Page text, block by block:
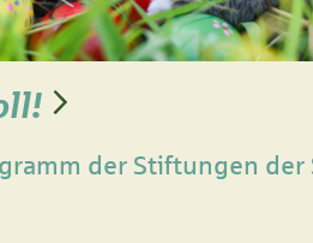
der Stiftungen der